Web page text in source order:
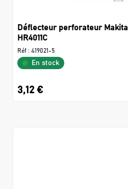
Déflecteur perforateur Makita
HR4011C
Réf : 419021-5
En stock
3,12 €